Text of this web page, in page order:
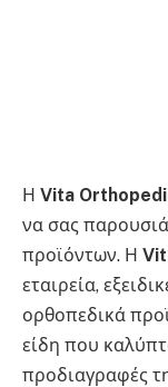
Η Vita
να σας
προϊόντων. Η
εταιρεία,
ορθοπεδικά
είδη που
προδιαγραφές